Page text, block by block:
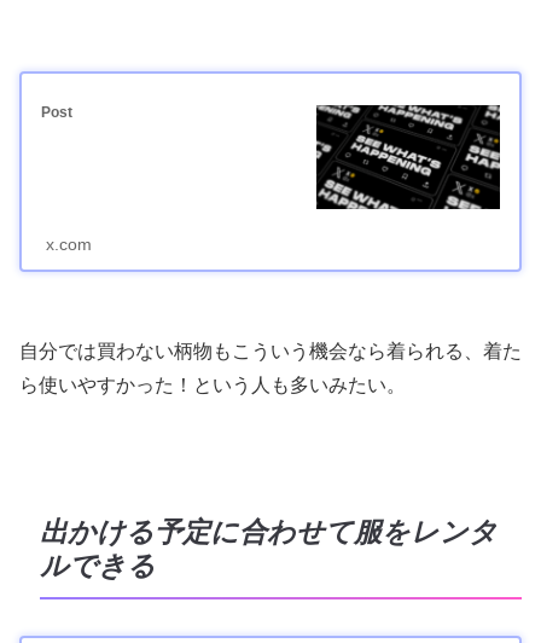
Post
x.com
自分では買わない柄物もこういう機会なら着られる、着た
ら使いやすかった！という人も多いみたい。
出かける予定に合わせて服をレンタ
ルできる